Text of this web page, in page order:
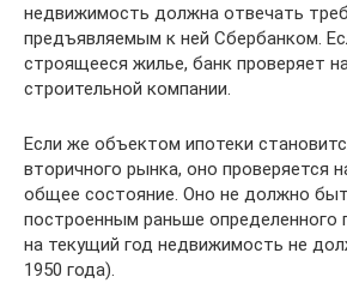
недвижимость должна отвечать
предъявляемым к ней Сбербанком.
строящееся жилье, банк проверяет
строительной компании.
Если же объектом ипотеки
вторичного рынка, оно проверяется
общее состояние. Оно не должно
построенным раньше определенного
на текущий год недвижимость не
1950 года).